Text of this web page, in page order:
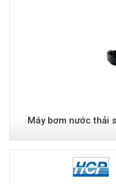
Máy bơm nước thải